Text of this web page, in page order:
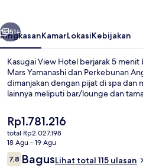
Berikutnya
51+
RingkasanKamarLokasiKebijakan
Kasugai View Hotel berjarak 5
Mars Yamanashi dan Perkebunan
dimanjakan dengan pijat di spa dan
lainnya meliputi bar/lounge dan
Harga
saat
ini
Rp1.781.216
Rp1.781.216
total Rp2.027.198
18 Agu - 19 Agu
Ulasan
7,87,8 dari 10
BagusLihat total 115 ulasan